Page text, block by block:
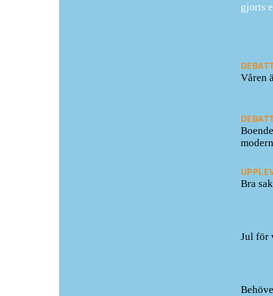
gjorts
Våren
Bra
Jul för